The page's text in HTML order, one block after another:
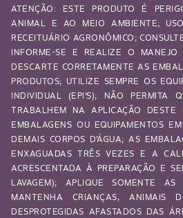
ATENÇÃO: ESTE PRODUTO É
ANIMAL E AO MEIO AMBIENTE;
RECEITUÁRIO AGRONÔMICO;
INFORME-SE E REALIZE O MANEJO
DESCARTE CORRETAMENTE AS
PRODUTOS; UTILIZE SEMPRE OS
INDIVIDUAL (EPI’S); NÃO PERMITA
TRABALHEM NA APLICAÇÃO DESTE
EMBALAGENS OU EQUIPAMENTOS
DEMAIS CORPOS D’ÁGUA; AS
ENXAGUADAS TRÊS VEZES E A
ACRESCENTADA À PREPARAÇÃO E
LAVAGEM); APLIQUE SOMENTE AS
MANTENHA CRIANÇAS, ANIMAIS
DESPROTEGIDAS AFASTADOS DAS